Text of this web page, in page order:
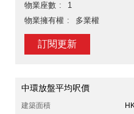
物業座數
1
物業擁有權
多業權
訂閱更新
中環放盤平均呎價
建築面積